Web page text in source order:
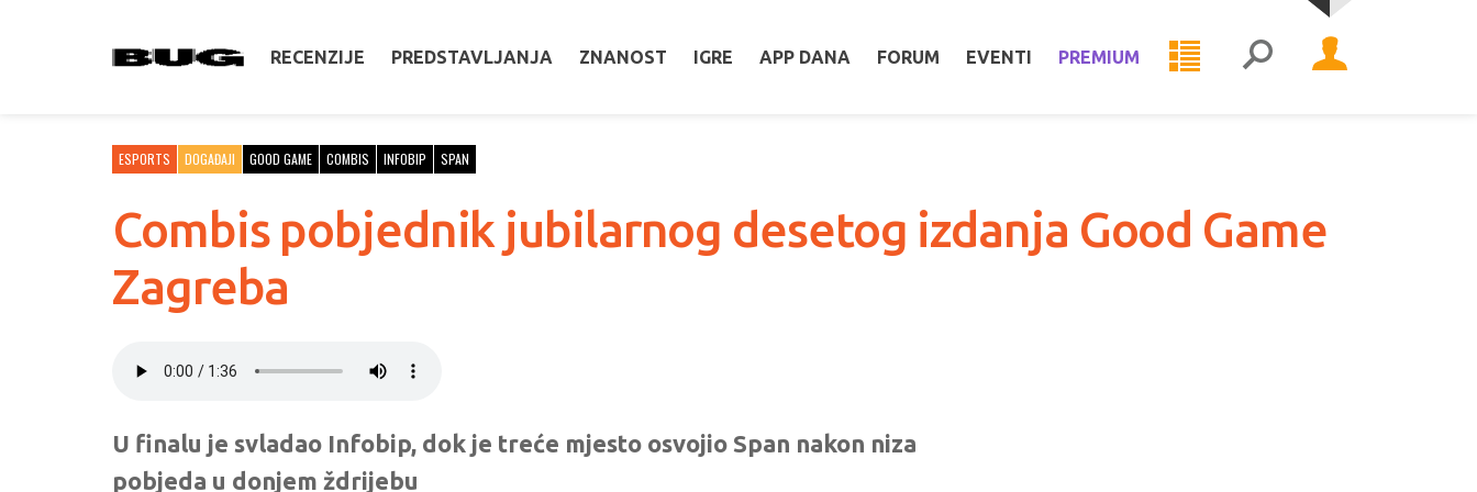
RECENZIJE PREDSTAVLJANJA ZNANOST IGRE APP DANA FORUM EVENTI PREMIUM
ESPORTS DOGAĐAJI GOOD GAME COMBIS INFOBIP SPAN
Combis pobjednik jubilarnog desetog izdanja Good Game
Zagreba
U finalu je svladao Infobip, dok je treće mjesto osvojio Span nakon niza
pobjeda u donjem ždrijebu